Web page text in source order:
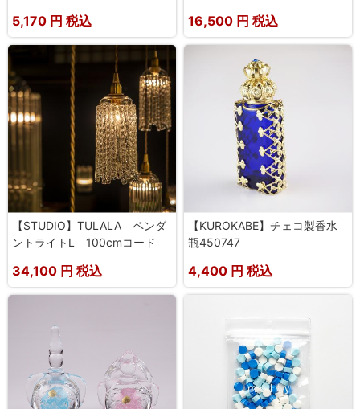
5,170 円 税込 16,500 円 税込
【STUDIO】TULALA ペンダ
ントライトL 100cmコード
34,100 円 税込
【KUROKABE】チェコ製香水
瓶450747
4,400 円 税込